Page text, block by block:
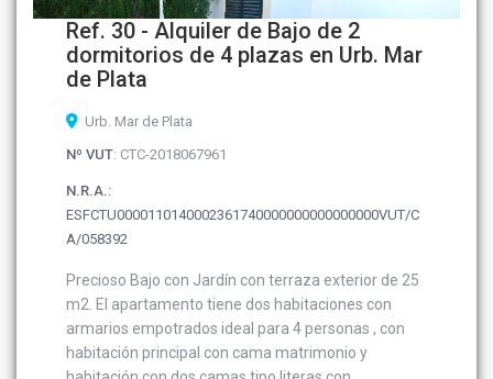
Ref. 30 - Alquiler de Bajo de 2
dormitorios de 4 plazas en Urb. Mar
de Plata
Urb. Mar de Plata
Nº VUT: CTC-2018067961
N.R.A.:
ESFCTU0000110140002361740000000000000000VUT/C
A/058392
Precioso Bajo con Jardín con terraza exterior de 25
m2. El apartamento tiene dos habitaciones con
armarios empotrados ideal para 4 personas , con
habitación principal con cama matrimonio y